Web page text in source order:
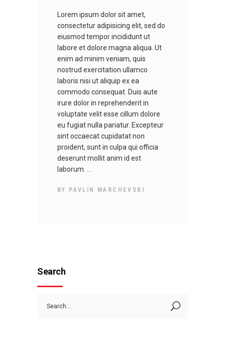
Lorem ipsum dolor sit amet,
consectetur adipisicing elit, sed do
eiusmod tempor incididunt ut
labore et dolore magna aliqua. Ut
enim ad minim veniam, quis
nostrud exercitation ullamco
laboris nisi ut aliquip ex ea
commodo consequat. Duis aute
irure dolor in reprehenderit in
voluptate velit esse cillum dolore
eu fugiat nulla pariatur. Excepteur
sint occaecat cupidatat non
proident, sunt in culpa qui officia
deserunt mollit anim id est
laborum.
BY PAVLIN MARCHEVSKI
Search
for: